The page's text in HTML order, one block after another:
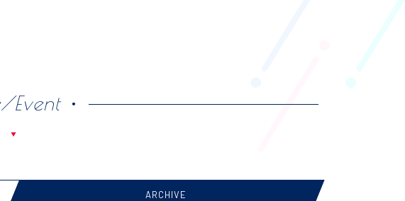
Event
ARCHIVE